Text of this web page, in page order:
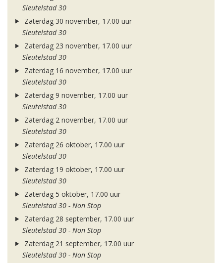
Sleutelstad 30
Zaterdag 30 november, 17.00 uur
Sleutelstad 30
Zaterdag 23 november, 17.00 uur
Sleutelstad 30
Zaterdag 16 november, 17.00 uur
Sleutelstad 30
Zaterdag 9 november, 17.00 uur
Sleutelstad 30
Zaterdag 2 november, 17.00 uur
Sleutelstad 30
Zaterdag 26 oktober, 17.00 uur
Sleutelstad 30
Zaterdag 19 oktober, 17.00 uur
Sleutelstad 30
Zaterdag 5 oktober, 17.00 uur
Sleutelstad 30 - Non Stop
Zaterdag 28 september, 17.00 uur
Sleutelstad 30 - Non Stop
Zaterdag 21 september, 17.00 uur
Sleutelstad 30 - Non Stop